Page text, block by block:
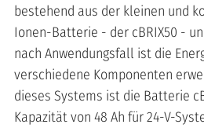
bestehend aus der kleinen und
Ionen-Batterie - der cBRIX50 -
nach Anwendungsfall ist die
verschiedene Komponenten
dieses Systems ist die Batterie
Kapazität von 48 Ah für 24-V-